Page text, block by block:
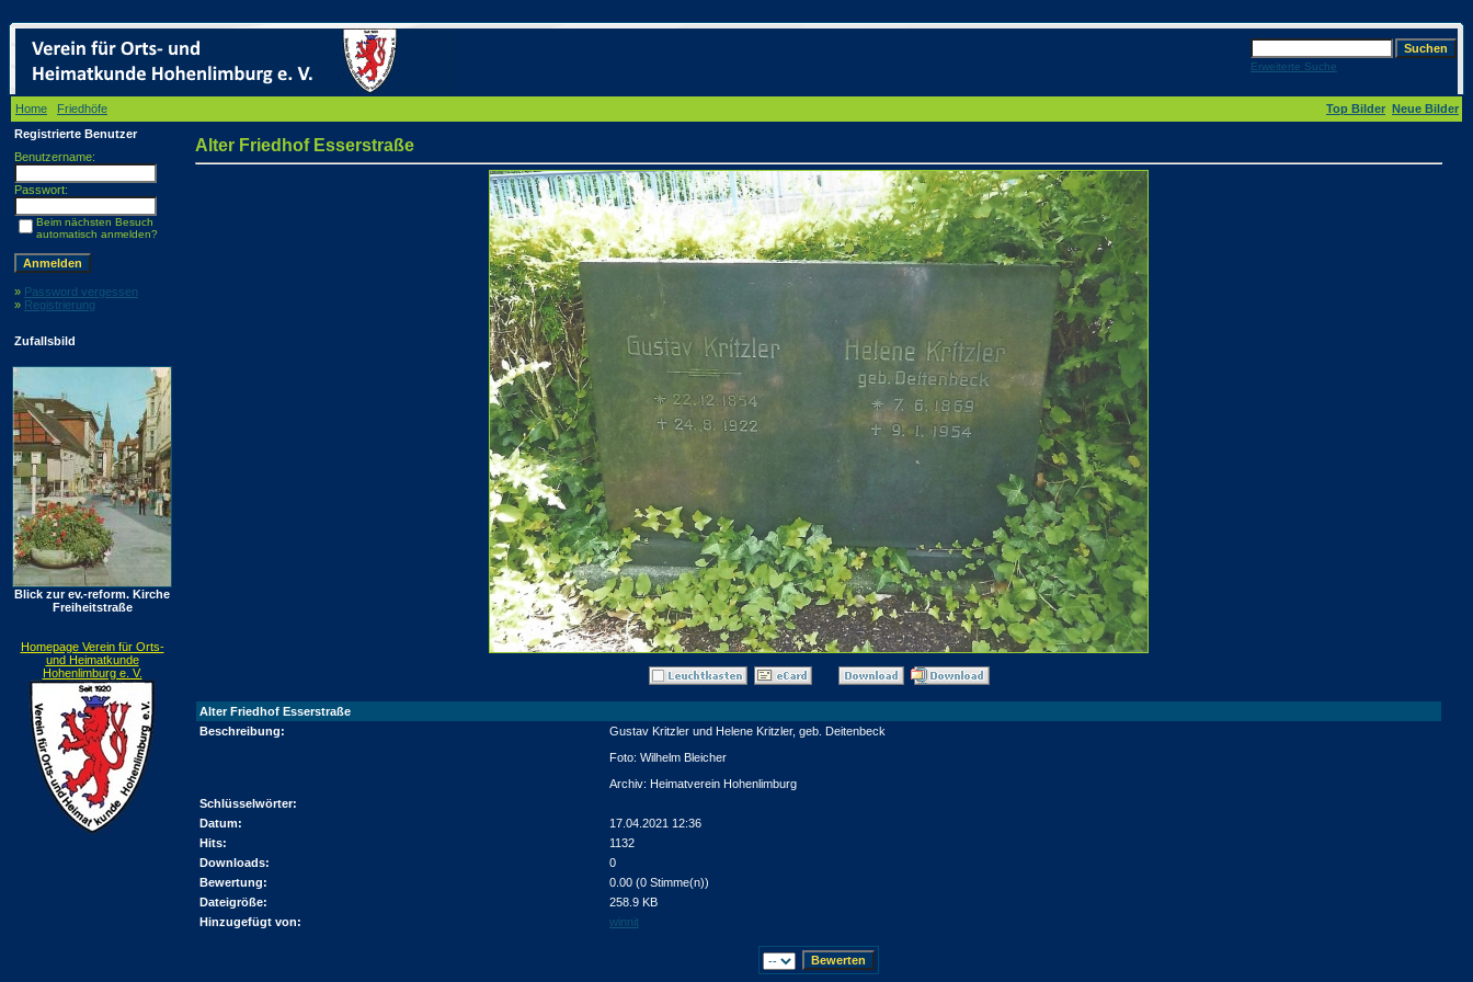
Erweiterte Suche
Home Friedhöfe Top Bilder Neue Bilder
Registrierte Benutzer
Benutzername:
Passwort:
Beim nächsten Besuch
automatisch anmelden?
» Password vergessen
» Registrierung
Zufallsbild
Blick zur ev.-reform. Kirche
Freiheitstraße
Homepage Verein für Orts-
und Heimatkunde
Hohenlimburg e. V.
Alter Friedhof Esserstraße
Alter Friedhof Esserstraße
Beschreibung:
Gustav Kritzler und Helene Kritzler, geb. Deitenbeck
Foto: Wilhelm Bleicher
Archiv: Heimatverein Hohenlimburg
Schlüsselwörter:
Datum:
17.04.2021 12:36
Hits:
1132
Downloads:
0
Bewertung:
0.00 (0 Stimme(n))
Dateigröße:
258.9 KB
Hinzugefügt von:
winnit